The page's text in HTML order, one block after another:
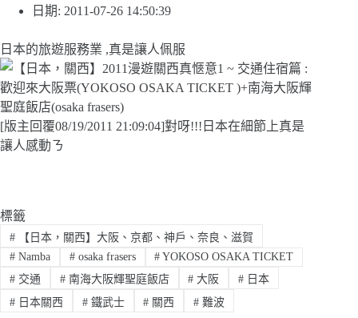
日期: 2011-07-26 14:50:39
日本的旅遊服務業 ,真是讓人佩服
[版主回覆08/19/2011 21:09:04]對呀!!!日本在細節上真是
讓人感動ㄋ
標籤
#【日本，關西】大阪、京都、神戶、奈良、滋賀
#Namba #osaka frasers # YOKOSO OSAKA TICKET
#交通 #南海大阪輝聖庭飯店 # 大阪 # 日本
#日本關西 #鐵武士 # 關西 # 難波